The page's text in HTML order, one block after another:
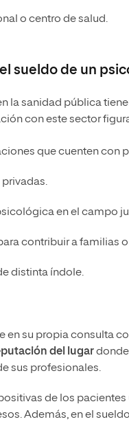
o centro de salud.
sueldo de un
la sanidad pública
con este sector
que cuenten con
privadas.
en el campo
contribuir a familias
distinta índole.
en su propia consulta
del lugar
sus profesionales.
de los
Además, en el